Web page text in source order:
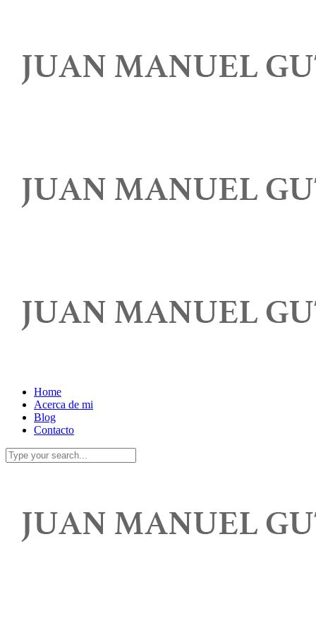
Home
Acerca de mi
Blog
Contacto